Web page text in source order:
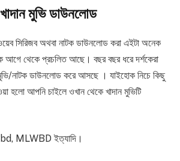
মুভি ডাউনলোড
সিরিজব অথবা নাটক ডাউনলোড করা এইটা অনেক
আগে থেকে প্রচলিত আছে। বছর বছর ধরে দর্শকেরা
নাটক ডাউনলোড করে আসছে । যাইহোক নিচে কিছু
হলো আপনি চাইলে ওখান থেকে খাদান মুভিটি
MLWBD ইত্যাদি।